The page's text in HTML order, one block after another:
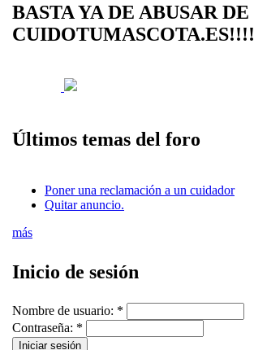
BASTA YA DE ABUSAR DE
CUIDOTUMASCOTA.ES!!!!
Últimos temas del foro
Poner una reclamación a un cuidador
Quitar anuncio.
más
Inicio de sesión
Nombre de usuario: *
Contraseña: *